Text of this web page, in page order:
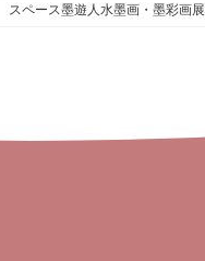
ペース墨遊人水墨画・墨彩画展